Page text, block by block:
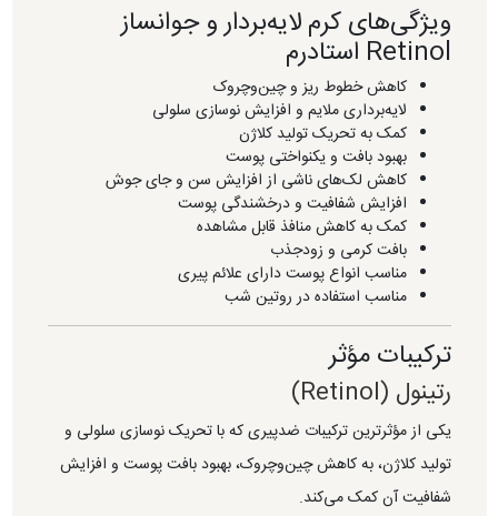
ویژگی‌های کرم لایه‌بردار و جوانساز
Retinol استادرم
کاهش خطوط ریز و چین‌وچروک
لایه‌برداری ملایم و افزایش نوسازی سلولی
کمک به تحریک تولید کلاژن
بهبود بافت و یکنواختی پوست
کاهش لک‌های ناشی از افزایش سن و جای جوش
افزایش شفافیت و درخشندگی پوست
کمک به کاهش منافذ قابل مشاهده
بافت کرمی و زودجذب
مناسب انواع پوست دارای علائم پیری
مناسب استفاده در روتین شب
ترکیبات مؤثر
رتینول (Retinol)
یکی از مؤثرترین ترکیبات ضدپیری که با تحریک نوسازی سلولی و
تولید کلاژن، به کاهش چین‌وچروک، بهبود بافت پوست و افزایش
شفافیت آن کمک می‌کند.